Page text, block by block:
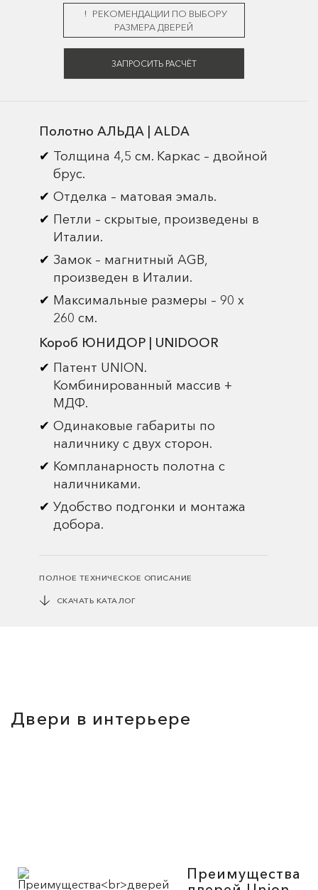
РЕКОМЕНДАЦИИ ПО ВЫБОРУ
РАЗМЕРА ДВЕРЕЙ
ЗАПРОСИТЬ РАСЧЁТ
Полотно АЛЬДА | ALDA
Толщина 4,5 см. Каркас – двойной
брус.
Отделка – матовая эмаль.
Петли – скрытые, произведены в
Италии.
Замок – магнитный AGB,
произведен в Италии.
Максимальные размеры – 90 х
260 см.
Короб ЮНИДОР | UNIDOOR
Патент UNION.
Комбинированный массив +
МДФ.
Одинаковые габариты по
наличнику с двух сторон.
Компланарность полотна с
наличниками.
Удобство подгонки и монтажа
добора.
ПОЛНОЕ ТЕХНИЧЕСКОЕ ОПИСАНИЕ
СКАЧАТЬ КАТАЛОГ
Двери в интерьере
Преимущества